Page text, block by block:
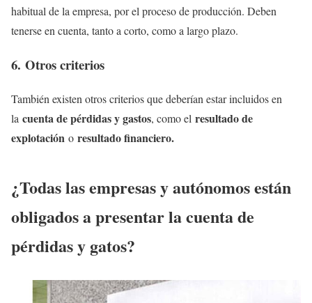
habitual de la empresa, por el proceso de producción. Deben
tenerse en cuenta, tanto a corto, como a largo plazo.
6. Otros criterios
También existen otros criterios que deberían estar incluidos en
la cuenta de pérdidas y gastos, como el resultado de
explotación o resultado financiero.
¿Todas las empresas y autónomos están
obligados a presentar la cuenta de
pérdidas y gatos?